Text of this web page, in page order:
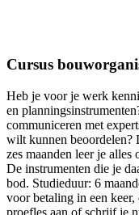
Cursus
Heb je voor je werk
en
communiceren met
wilt kunnen beoordelen?
zes maanden leer je
De instrumenten die je
bod. Studieduur: 6
voor betaling in een
proefles aan of schrijf je